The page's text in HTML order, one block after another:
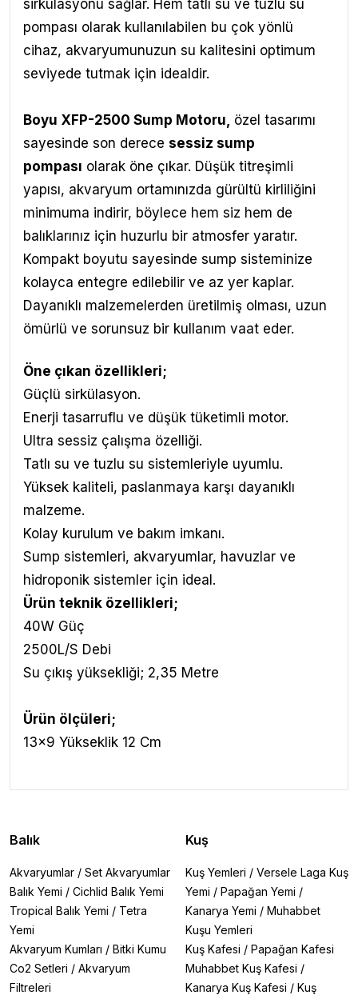
sirkülasyonu sağlar. Hem tatlı su ve tuzlu su
pompası olarak kullanılabilen bu çok yönlü
cihaz, akvaryumunuzun su kalitesini optimum
seviyede tutmak için idealdir.
Boyu XFP-2500 Sump Motoru, özel tasarımı
sayesinde son derece sessiz sump
pompası olarak öne çıkar. Düşük titreşimli
yapısı, akvaryum ortamınızda gürültü kirliliğini
minimuma indirir, böylece hem siz hem de
balıklarınız için huzurlu bir atmosfer yaratır.
Kompakt boyutu sayesinde sump sisteminize
kolayca entegre edilebilir ve az yer kaplar.
Dayanıklı malzemelerden üretilmiş olması, uzun
ömürlü ve sorunsuz bir kullanım vaat eder.
Öne çıkan özellikleri;
Güçlü sirkülasyon.
Enerji tasarruflu ve düşük tüketimli motor.
Ultra sessiz çalışma özelliği.
Tatlı su ve tuzlu su sistemleriyle uyumlu.
Yüksek kaliteli, paslanmaya karşı dayanıklı
malzeme.
Kolay kurulum ve bakım imkanı.
Sump sistemleri, akvaryumlar, havuzlar ve
hidroponik sistemler için ideal.
Ürün teknik özellikleri;
40W Güç
2500L/S Debi
Su çıkış yüksekliği; 2,35 Metre
Ürün ölçüleri;
13x9 Yükseklik 12 Cm
Balık
Akvaryumlar / Set Akvaryumlar
Balık Yemi / Cichlid Balık Yemi
Tropical Balık Yemi / Tetra
Yemi
Akvaryum Kumları / Bitki Kumu
Co2 Setleri / Akvaryum
Filtreleri
Kuş
Kuş Yemleri / Versele Laga Kuş
Yemi / Papağan Yemi /
Kanarya Yemi / Muhabbet
Kuşu Yemleri
Kuş Kafesi / Papağan Kafesi
Muhabbet Kuş Kafesi /
Kanarya Kuş Kafesi / Kuş